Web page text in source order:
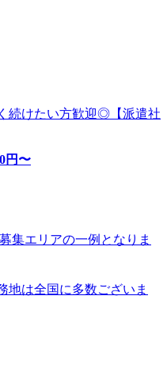
続けたい方歓迎◎【派遣社
円〜
集エリアの一例となりま
は全国に多数ございま